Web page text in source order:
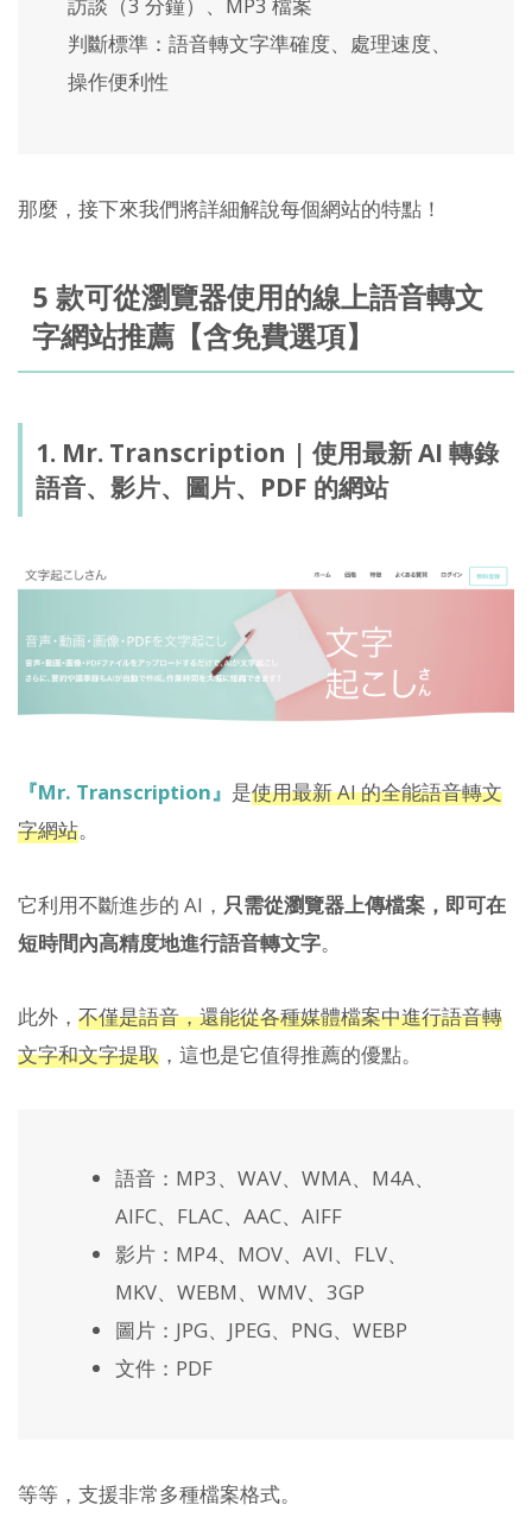
訪談（3 分鐘）、MP3 檔案
判斷標準：語音轉文字準確度、處理速度、
操作便利性
那麼，接下來我們將詳細解說每個網站的特點！
5 款可從瀏覽器使用的線上語音轉文
字網站推薦【含免費選項】
1. Mr. Transcription | 使用最新 AI 轉錄
語音、影片、圖片、PDF 的網站
『Mr. Transcription』 是使用最新 AI 的全能語音轉文
字網站。
它利用不斷進步的 AI， 只需從瀏覽器上傳檔案，即可在
短時間內高精度地進行語音轉文字。
此外， 不僅是語音，還能從各種媒體檔案中進行語音轉
文字和文字提取 ，這也是它值得推薦的優點。
語音：MP3、WAV、WMA、M4A、
AIFC、FLAC、AAC、AIFF
影片：MP4、MOV、AVI、FLV、
MKV、WEBM、WMV、3GP
圖片：JPG、JPEG、PNG、WEBP
文件：PDF
等等，支援非常多種檔案格式。